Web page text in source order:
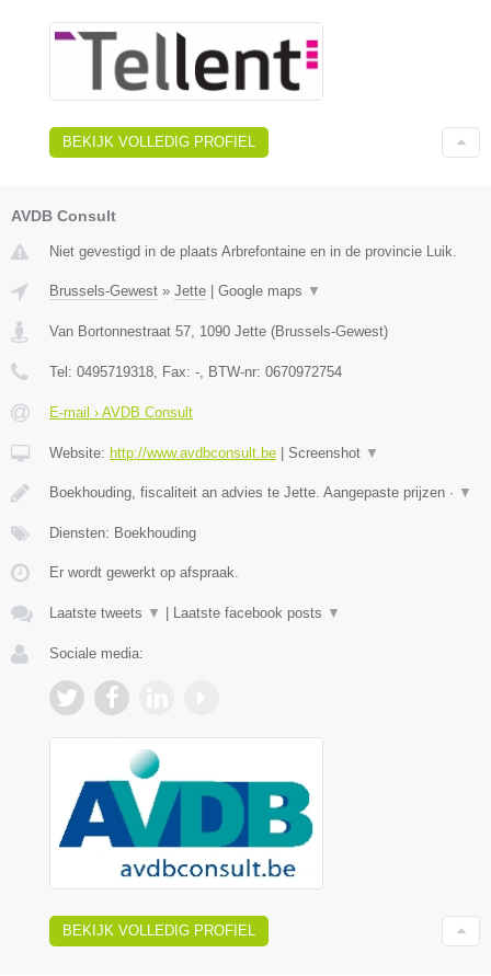
BEKIJK VOLLEDIG PROFIEL
AVDB Consult
Niet gevestigd in de plaats Arbrefontaine en in de provincie Luik.
Brussels-Gewest » Jette Google maps ▼
Van Bortonnestraat 57, 1090 Jette (Brussels-Gewest)
Tel: 0495719318, Fax: -, BTW-nr: 0670972754
E-mail › AVDB Consult
Website: http://www.avdbconsult.be Screenshot ▼
Boekhouding, fiscaliteit an advies te Jette. Aangepaste prijzen · ▼
Diensten: Boekhouding
Er wordt gewerkt op afspraak.
Laatste tweets ▼ Laatste facebook posts ▼
Sociale media:
BEKIJK VOLLEDIG PROFIEL